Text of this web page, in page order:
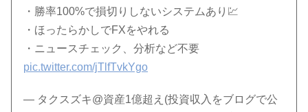
・勝率100%で損切りしないシステムあり💹
・ほったらかしでFXをやれる
・ニュースチェック、分析など不要
pic.twitter.com/jTlfTvkYgo
— タクスズキ@資産1億超え(投資収入をブログで公